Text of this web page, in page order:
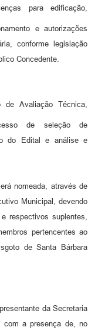
para edificação,
e autorizações
conforme legislação
Concedente.
Avaliação Técnica,
de seleção de
do Edital e análise e
nomeada, através de
Municipal, devendo
respectivos suplentes,
pertencentes ao
de Santa Bárbara
da Secretaria
com a presença de, no